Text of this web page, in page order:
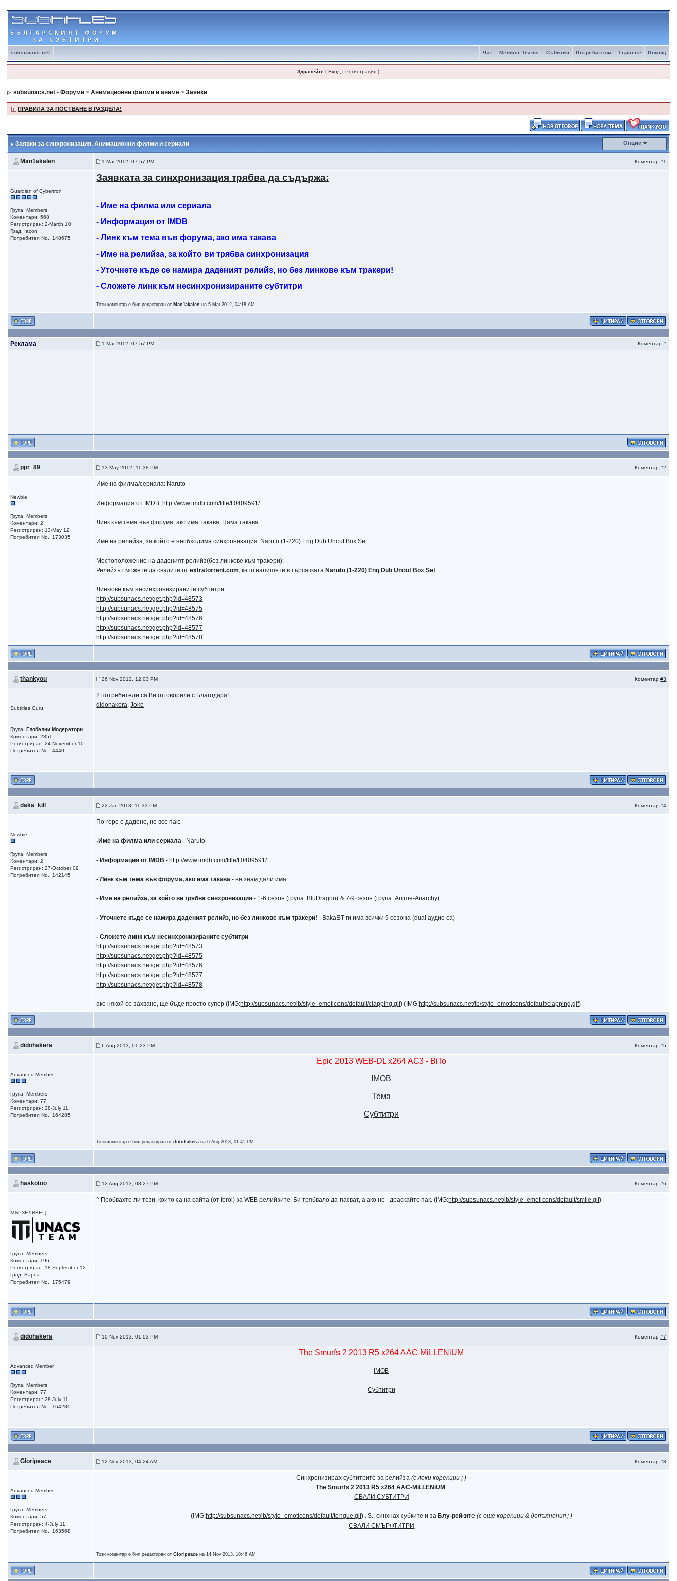
subsunacs.net Помощ
Търсене
Потребители
Събития
Member Teams
Чат
Здравейте (Вход |Регистрация )
subsunacs.net - Форуми >Анимационни филми и аниме >Заявки
ПРАВИЛА ЗА ПОСТВАНЕ В РАЗДЕЛА!
Заявки за синхронизация, Анимационни филми и сериали Опции
Man1akalen 1 Mar 2012, 07:57 PM Коментар#1
Guardian of Cybertron
Група: Members
Коментари: 568
Регистриран: 2-March 10
Град: Iacon
Потребител No.: 148675
Заявката за синхронизация трябва да съдържа:
- Име на филмa или сериалa
- Информация от IMDB
- Линк към тема във форума, ако има такава
- Име на релийза, за който ви трябва синхронизация
- Уточнете къде се намира даденият релийз, но без линкове към тракери!
- Сложете линк към несинхронизираните субтитри
Този коментар е бил редактиран от Man1akalen на 5 Mar 2012, 04:18 AM
Реклама 1 Mar 2012, 07:57 PM Коментар#
ppr_89 13 May 2012, 11:38 PM Коментар#2
Newbie
Група: Members
Коментари: 2
Регистриран: 13-May 12
Потребител No.: 173035
Име на филмa/сериалa: Naruto
Информация от IMDB: http://www.imdb.com/title/tt0409591/
Линк към тема във форума, ако има такава: Няма такава
Име на релийза, за който е необходима синхронизация: Naruto (1-220) Eng Dub Uncut Box Set
Местоположение на даденият релийз(без линкове към тракери):
Релийзът можете да свалите отextratorrent.com, като напишете в търсачката Naruto (1-220) Eng Dub Uncut Box Set.
Линк/ове към несинхронизираните субтитри:
http://subsunacs.net/get.php?id=48573
http://subsunacs.net/get.php?id=48575
http://subsunacs.net/get.php?id=48576
http://subsunacs.net/get.php?id=48577
http://subsunacs.net/get.php?id=48578
thankyou 26 Nov 2012, 12:03 PM Коментар#3
Subtitles Guru
Група:Глобални Модератори
Коментари: 2351
Регистриран: 24-November 10
Потребител No.: 4440
2 потребители са Ви отговорили с Благодаря!
didohakera,Joke
daka_kill 22 Jan 2013, 11:33 PM Коментар#4
Newbie
Група: Members
Коментари: 2
Регистриран: 27-October 09
Потребител No.: 142145
По-горе е дадено, но все пак:
-Име на филмa или сериалa- Naruto
- Информация от IMDB - http://www.imdb.com/title/tt0409591/
- Линк към тема във форума, ако има такава - не знам дали има
- Име на релийза, за който ви трябва синхронизация - 1-6 сезон (група: BluDragon) & 7-9 сезон (група: Anime-Anarchy)
- Уточнете къде се намира даденият релийз, но без линкове към тракери! - BakaBT ги има всички 9 сезона (dual аудио са)
- Сложете линк към несинхронизираните субтитри
http://subsunacs.net/get.php?id=48573
http://subsunacs.net/get.php?id=48575
http://subsunacs.net/get.php?id=48576
http://subsunacs.net/get.php?id=48577
http://subsunacs.net/get.php?id=48578
ако някой се захване, ще бъде просто супер (IMG:http://subsunacs.net/ib/style_emoticons/default/clapping.gif) (IMG:http://subsunacs.net/ib/style_emoticons/default/clapping.gif)
didohakera 6 Aug 2013, 01:23 PM Коментар#5
Advanced Member
Група: Members
Коментари: 77
Регистриран: 28-July 11
Потребител No.: 164285
Epic 2013 WEB-DL x264 AC3 - BiTo
IMOB
Тема
Субтитри
Този коментар е бил редактиран отdidohakera на 6 Aug 2013, 01:41 PM
haskotoo 12 Aug 2013, 08:27 PM Коментар#6
МЪРЗЕЛИВЕЦ
Група: Members
Коментари: 196
Регистриран: 18-September 12
Град: Варна
Потребител No.: 175479
^ Пробвахте ли тези, които са на сайта (от ferol) за WEB релийзите. Би трябвало да пасват, а ако не - драскайте пак. (IMG:http://subsunacs.net/ib/style_emoticons/default/smile.gif)
didohakera 10 Nov 2013, 01:03 PM Коментар#7
Advanced Member
Група: Members
Коментари: 77
Регистриран: 28-July 11
Потребител No.: 164285
The Smurfs 2 2013 R5 x264 AAC-MiLLENiUM
IMOB
Субтитри
Gloripeace 12 Nov 2013, 04:24 AM Коментар#8
Advanced Member
Група: Members
Коментари: 57
Регистриран: 4-July 11
Потребител No.: 163568
Синхронизирах субтитрите за релийза(с леки корекции ; )
The Smurfs 2 2013 R5 x264 AAC-MiLLENiUM :
СВАЛИ СУБТИТРИ
(IMG:http://subsunacs.net/ib/style_emoticons/default/tongue.gif) . S.: синхнах субките и за Блу-рейките (с още корекции & допълнения ; )
СВАЛИ СМЪРФТИТРИ
Този коментар е бил редактиран отGloripeace на 14 Nov 2013, 10:46 AM